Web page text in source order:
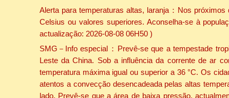
Alerta para temperaturas altas, laranja：Nos
Celsius ou valores superiores. Aconselha-se à
actualização: 2026-08-08 06H50 )
SMG－Info especial：Prevê-se que a tempestade
Leste da China. Sob a influência da corrente de ar
temperatura máxima igual ou superior a 36 °C. Os
atentos a convecção desencadeada pelas altas
lado, Prevê-se que a área de baixa pressão,